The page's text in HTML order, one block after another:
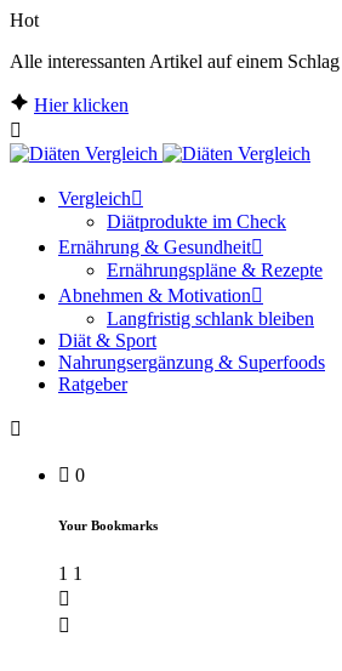
Hot
Alle interessanten Artikel auf einem Schlag
Hier klicken
Vergleich
Diätprodukte im Check
Ernährung & Gesundheit
Ernährungspläne & Rezepte
Abnehmen & Motivation
Langfristig schlank bleiben
Diät & Sport
Nahrungsergänzung & Superfoods
Ratgeber
0
Your Bookmarks
1 1